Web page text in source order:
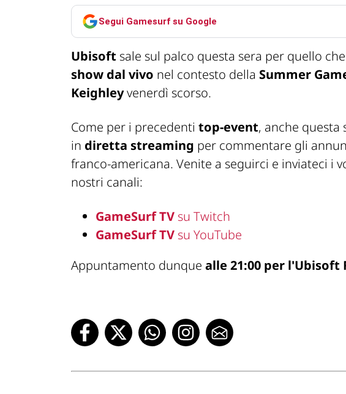
Segui Gamesurf su Google
Ubisoft sale sul palco questa sera per quello
show dal vivo nel contesto della Summer
Keighleyvenerdì scorso.
Come per i precedenti top-event, anche questa
in diretta streaming per commentare gli
franco-americana. Venite a seguirci e inviateci i
nostri canali:
GameSurf TV su Twitch
GameSurf TV su YouTube
Appuntamento dunque alle 21:00 per l'Ubisoft